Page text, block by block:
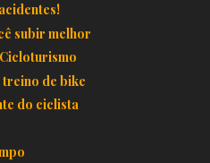
subir melhor
treino de bike
do ciclista